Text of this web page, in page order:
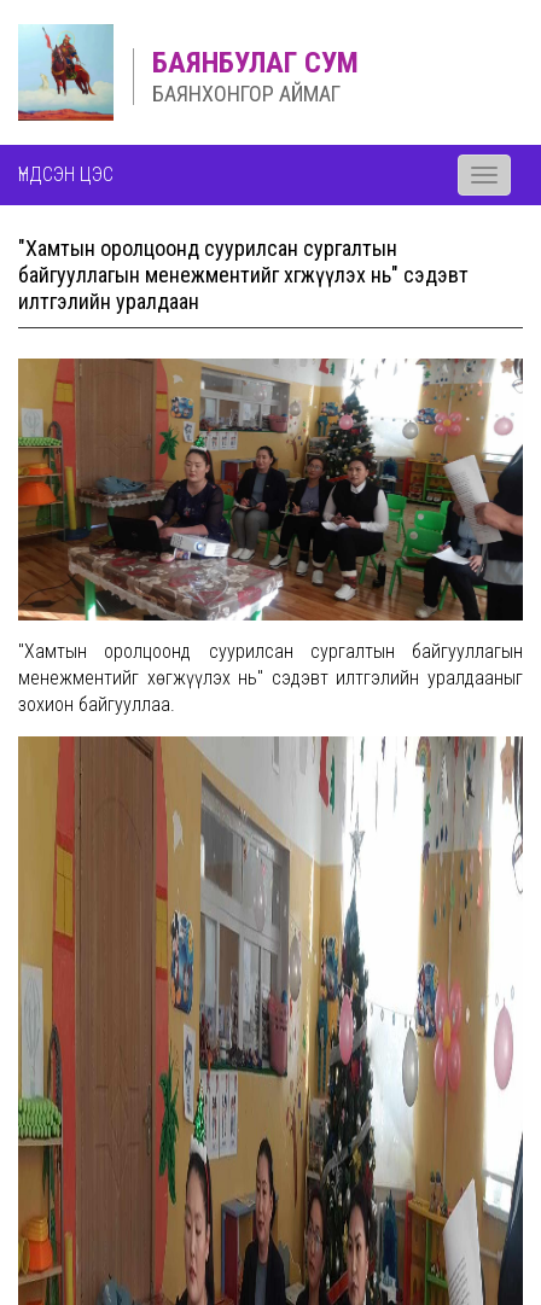
БАЯНБУЛАГ СУМ
БАЯНХОНГОР АЙМАГ
ҮНДСЭН ЦЭС
Toggle
"Хамтын оролцоонд суурилсан сургалтын
байгууллагын менежментийг хөгжүүлэх нь" сэдэвт
илтгэлийн уралдаан
"Хамтын оролцоонд суурилсан сургалтын байгууллагын
менежментийг хөгжүүлэх нь" сэдэвт илтгэлийн уралдааныг
зохион байгууллаа.